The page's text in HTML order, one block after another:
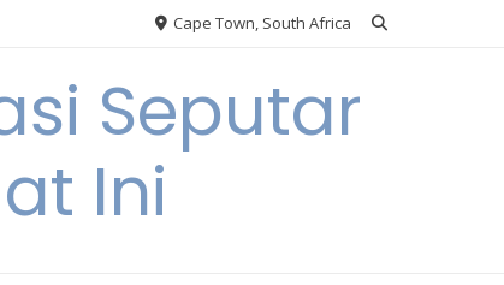
Cape Town, South Africa
Seputar
Ini